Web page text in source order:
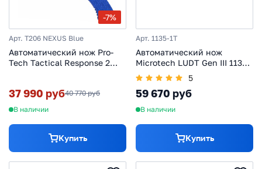
-7%
Арт. T206 NEXUS Blue
Автоматический нож Pro-
Tech Tactical Response 2
37 990 руб40 770 руб
В наличии
Купить
Арт. 1135-1T
Автоматический нож
Microtech LUDT Gen III 1135-
1T, сталь M390, рукоять
алюминий, черный
5
59 670 руб
В наличии
Купить